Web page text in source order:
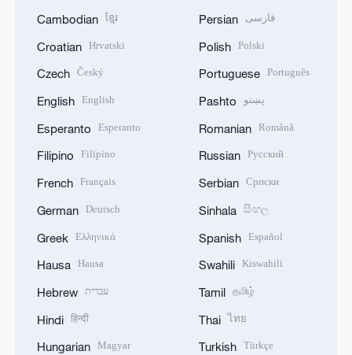
Cambodian ខ្មែរ
Croatian Hrvatski
Czech Český
English English
Esperanto Esperanto
Filipino Filipino
French Français
German Deutsch
Greek Ελληνικά
Hausa Hausa
Hebrew עברית
Hindi हिन्दी
Hungarian Magyar
Persian فارسی
Polish Polski
Portuguese Português
Pashto پښتو
Romanian Română
Russian Русский
Serbian Српски
Sinhala සිංහල
Spanish Español
Swahili Kiswahili
Tamil தமிழ்
Thai ไทย
Turkish Türkçe